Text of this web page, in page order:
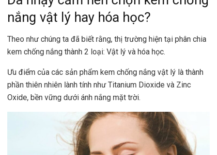
nắng vật lý hay hóa học?
Theo như chúng ta đã biết rằng, thị trường hiện tại phân chia
kem chống nắng thành 2 loại: Vật lý và hóa học.
Ưu điểm của các sản phẩm kem chống nắng vật lý là thành
phần thiên nhiên lành tính như Titanium Dioxide và Zinc
Oxide, bền vững dưới ánh nắng mặt trời.